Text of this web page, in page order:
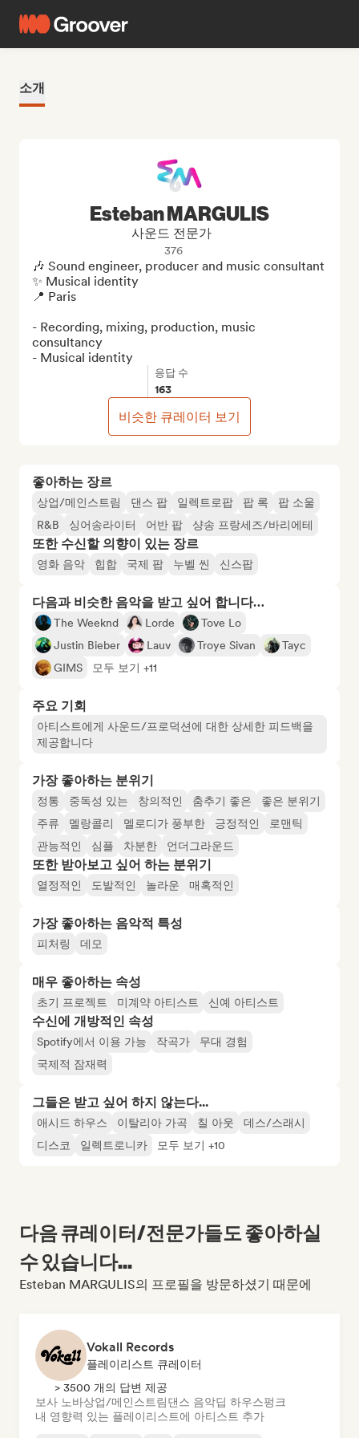
소개
좋아하는 장르
상업/메인스트림 댄스 팝 일렉트로팝 팝 록
팝 소울
R&B
싱어송라이터 어반 팝 샹송 프랑세즈/바리에테
또한 수신할 의향이 있는 장르
영화 음악 힙합 국제 팝 누벨 씬 신스팝
다음과 비슷한 음악을 받고 싶어 합니다…
The Weeknd Lorde
Tove Lo
Justin Bieber
Lauv Troye Sivan
Tayc
GIMS
모두 보기 +11
주요 기회
아티스트에게 사운드/프로덕션에 대한 상세한 피드백을
제공합니다
가장 좋아하는 분위기
정통 중독성 있는 창의적인 춤추기 좋은
좋은 분위기
주류
멜랑콜리 멜로디가 풍부한 긍정적인
로맨틱
관능적인
심플 차분한 언더그라운드
또한 받아보고 싶어 하는 분위기
열정적인 도발적인 놀라운 매혹적인
가장 좋아하는 음악적 특성
피처링 데모
매우 좋아하는 속성
초기 프로젝트 미계약 아티스트 신예 아티스트
수신에 개방적인 속성
Spotify에서 이용 가능 작곡가
무대 경험
국제적 잠재력
그들은 받고 싶어 하지 않는다...
애시드 하우스 이탈리아 가곡 칠 아웃
데스/스래시
디스코
일렉트로니카 모두 보기 +10
Esteban MARGULIS
사운드 전문가
376
🎶 Sound engineer, producer and music consultant
✨ Musical identity
📍 Paris
- Recording, mixing, production, music
consultancy
- Musical identity
응답 수
163
비슷한 큐레이터 보기
다음 큐레이터/전문가들도 좋아하실
수 있습니다...
Esteban MARGULIS의 프로필을 방문하셨기 때문에
Vokall Records
플레이리스트 큐레이터
> 3500 개의 답변 제공
보사 노바상업/메인스트림댄스 음악딥 하우스펑크
내 영향력 있는 플레이리스트에 아티스트 추가